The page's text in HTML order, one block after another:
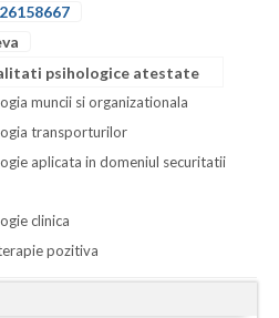
psihologice atestate
muncii si organizationala
transporturilor
aplicata in domeniul securitatii
clinica
pozitiva